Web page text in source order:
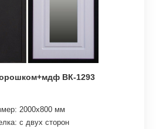
ВК-1293
2000х800 мм
с двух сторон